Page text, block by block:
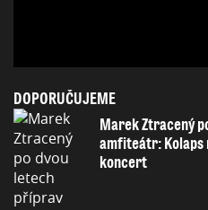
DOPORUČUJEME
Marek Ztracený
amfiteátr:
koncert